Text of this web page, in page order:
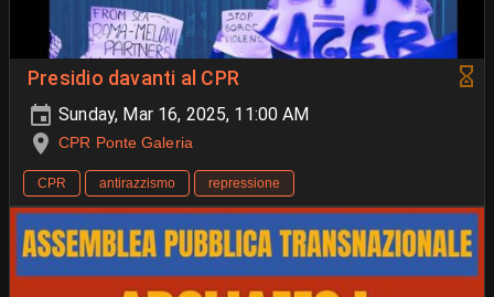
Presidio davanti al CPR
Sunday, Mar 16, 2025, 11:00 AM
CPR Ponte Galeria
CPR antirazzismo repressione